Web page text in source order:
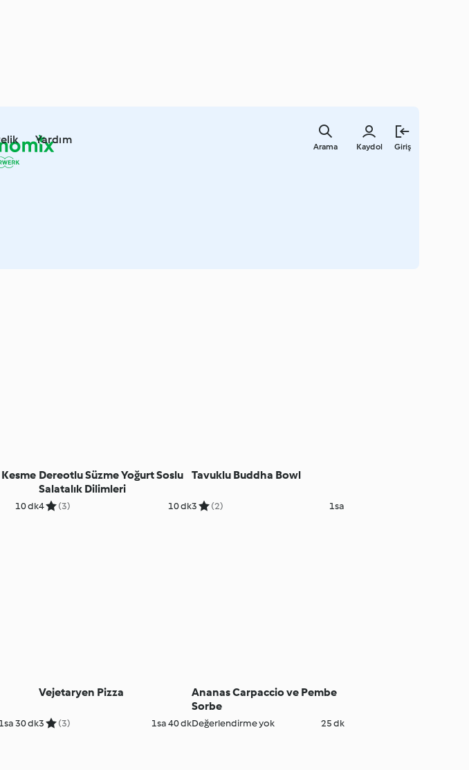
Yardım
Kaydol Giriş
Arama
10 dk
Dereotlu Süzme Yoğurt Soslu
Salatalık Dilimleri
4 (3) 10 dk
Tavuklu Buddha Bowl
3 (2) 1sa
30 dk
Vejetaryen Pizza
3 (3) 1sa 40 dk
Ananas Carpaccio ve Pembe
Sorbe
Değerlendirme yok 25 dk